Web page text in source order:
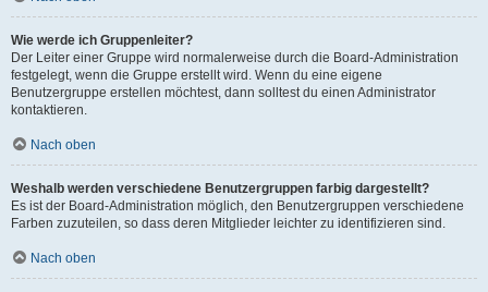
Wie werde ich Gruppenleiter?
Der Leiter einer Gruppe wird normalerweise durch die Board-Administration
festgelegt, wenn die Gruppe erstellt wird. Wenn du eine eigene
Benutzergruppe erstellen möchtest, dann solltest du einen Administrator
kontaktieren.
Nach oben
Weshalb werden verschiedene Benutzergruppen farbig dargestellt?
Es ist der Board-Administration möglich, den Benutzergruppen verschiedene
Farben zuzuteilen, so dass deren Mitglieder leichter zu identifizieren sind.
Nach oben